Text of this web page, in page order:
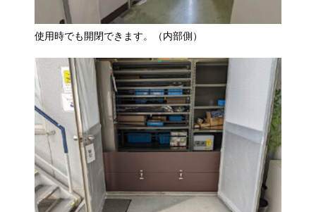
使用時でも開閉できます。（内部側）